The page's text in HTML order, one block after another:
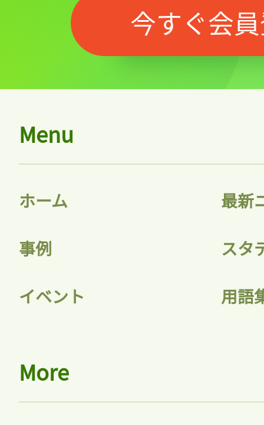
記事をお気に入りに
ログインが必
ログイン
今すぐ会
Menu
ホーム 最新
事例 スタ
イベント 用語
More